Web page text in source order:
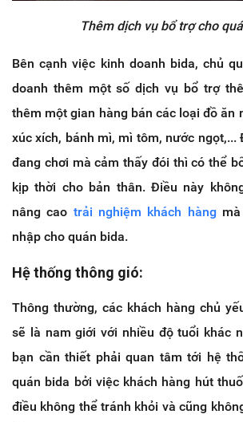
Thêm dịch vụ bổ trợ cho
Bên cạnh việc kinh doanh bida, chủ
doanh thêm một số dịch vụ bổ trợ
thêm một gian hàng bán các loại đồ ăn
xúc xích, bánh mì, mì tôm, nước ngọt,...
đang chơi mà cảm thấy đói thì có thể
kịp thời cho bản thân. Điều này
nâng cao trải nghiệm khách hàng
nhập cho quán bida.
Hệ thống thông gió:
Thông thường, các khách hàng chủ
sẽ là nam giới với nhiều độ tuổi khác
bạn cần thiết phải quan tâm tới hệ
quán bida bởi việc khách hàng hút
điều không thể tránh khỏi và cũng